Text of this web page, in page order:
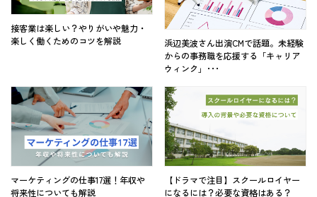
接客業は楽しい？やりがいや魅力・
楽しく働くためのコツを解説
浜辺美波さん出演CMで話題。未経験
からの事務職を応援する「キャリア
ウィンク」･･･
マーケティングの仕事17選！年収や
将来性についても解説
【ドラマで注目】スクールロイヤー
になるには？必要な資格はある？